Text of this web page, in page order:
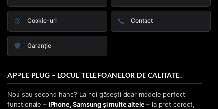
🍪 Cookie-uri 📞 Contact
🛡️ Garanție
APPLE PLUG – LOCUL TELEFOANELOR DE CALITATE.
Nou sau second hand? La noi găsești doar modele perfect
funcționale – iPhone, Samsung și multe altele – la preț corect,